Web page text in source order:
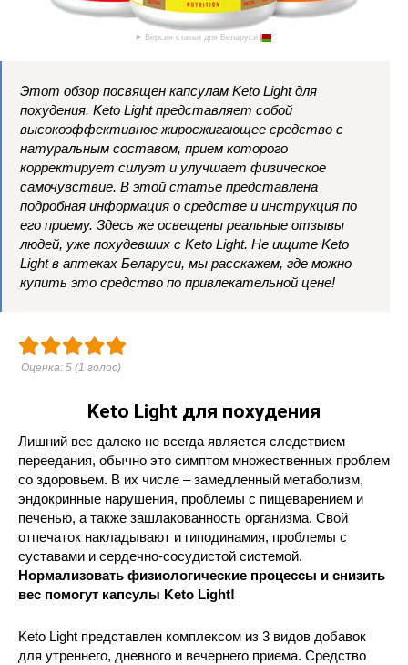
Версия статьи для Беларуси
Этот обзор посвящен капсулам Keto Light для
похудения. Keto Light представляет собой
высокоэффективное жиросжигающее средство с
натуральным составом, прием которого
корректирует силуэт и улучшает физическое
самочувствие. В этой статье представлена
подробная информация о средстве и инструкция по
его приему. Здесь же освещены реальные отзывы
людей, уже похудевших с Keto Light. Не ищите Keto
Light в аптеках Беларуси, мы расскажем, где можно
купить это средство по привлекательной цене!
Оценка: 5 (1 голос)
Keto Light для похудения
Лишний вес далеко не всегда является следствием
переедания, обычно это симптом множественных проблем
со здоровьем. В их числе – замедленный метаболизм,
эндокринные нарушения, проблемы с пищеварением и
печенью, а также зашлакованность организма. Свой
отпечаток накладывают и гиподинамия, проблемы с
суставами и сердечно-сосудистой системой.
Нормализовать физиологические процессы и снизить
вес помогут капсулы Keto Light!
Keto Light представлен комплексом из 3 видов добавок
для утреннего, дневного и вечернего приема. Средство